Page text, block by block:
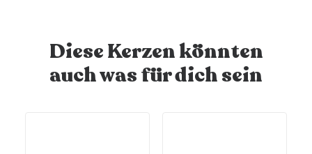
Diese Kerzen könnten
auch was für dich sein